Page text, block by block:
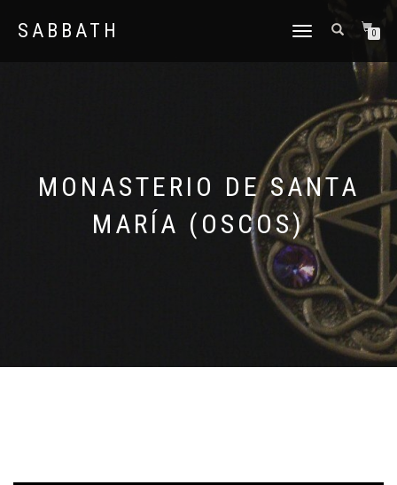
SABBATH
CAMBIAR
0
MONASTERIO DE SANTA
MARÍA (OSCOS)